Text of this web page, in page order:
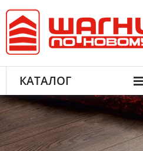
КАТАЛОГ